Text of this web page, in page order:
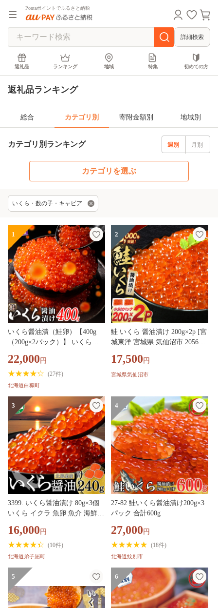
Pontaポイントでふるさと納税
詳細検索
返礼品 ランキング 地域 特集 初めての方
返礼品ランキング
総合 カテゴリ別 寄附金額別 地域別
カテゴリ別ランキング 週別 月別
カテゴリを選ぶ
いくら・数の子・キャビア
1
いくら醤油漬（鮭卵）【400g
（200g×2パック）】 いくらの
納税 いくら 海鮮 北海道 イクラ
小分け ふるさと ランキング 人
気 高評価 白糠町
22,000 円
(27件)
北海道白糠町
2
鮭 いくら 醤油漬け 200g×2p [宮
城東洋 宮城県 気仙沼市 205633
凍 小分け 醤油 鮭卵 鮭いくら
17,500 円
宮城県気仙沼市
3
3399. いくら醤油漬け 80g×3個
いくら イクラ 魚卵 魚介 海鮮
16,000 円
(10件)
北海道弟子屈町
4
27-82 鮭いくら醤油漬け200g×3
パック 合計600g
27,000 円
(18件)
北海道紋別市
5 6